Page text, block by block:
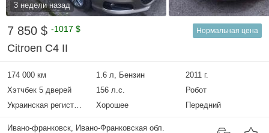
3 недели назад
7 850 $ -1017 $ Нормальная цена
Citroen C4 II
174 000 км 1.6 л, Бензин
2011 г.
Хэтчбек 5 дверей
156 л.с.
Робот
Украинская регистрация
Хорошее Передний
Ивано-франковск, Ивано-Франковская обл.